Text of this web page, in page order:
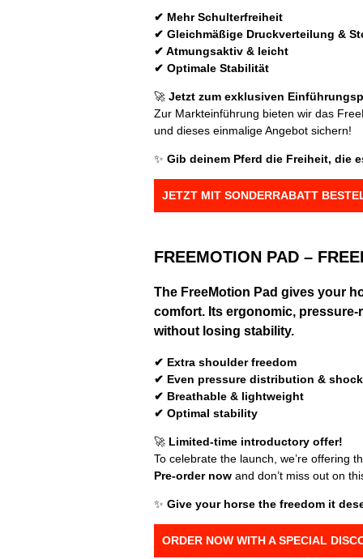
✔ Mehr Schulterfreiheit
✔ Gleichmäßige Druckverteilung &
✔ Atmungsaktiv & leicht
✔ Optimale Stabilität
🚀 Jetzt zum exklusiven
Zur Markteinführung bieten wir das
und dieses einmalige Angebot sichern!
✨ Gib deinem Pferd die Freiheit, die
JETZT MIT SONDERRABATT
FREEMOTION PAD –
The FreeMotion Pad gives your
comfort. Its ergonomic,
without losing stability.
✔ Extra shoulder freedom
✔ Even pressure distribution &
✔ Breathable & lightweight
✔ Optimal stability
🚀 Limited-time introductory offer!
To celebrate the launch, we’re offering
Pre-order now and don’t miss out on
✨ Give your horse the freedom it
ORDER NOW WITH A SPECIAL